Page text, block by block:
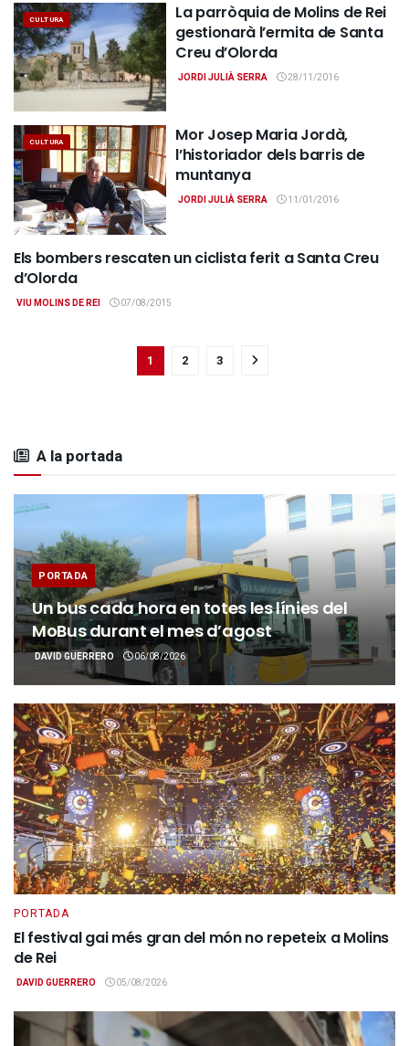
CULTURA
La parròquia de Molins de Rei
gestionarà l’ermita de Santa
Creu d’Olorda
JORDI JULIÀ SERRA 28/11/2016
CULTURA
Mor Josep Maria Jordà,
l’historiador dels barris de
muntanya
JORDI JULIÀ SERRA 11/01/2016
GENERAL
Els bombers rescaten un ciclista ferit a Santa Creu
d’Olorda
VIU MOLINS DE REI 07/08/2015
1 2 3
A la portada
PORTADA
Un bus cada hora en totes les línies del
MoBus durant el mes d’agost
DAVID GUERRERO 06/08/2026
PORTADA
El festival gai més gran del món no repeteix a Molins
de Rei
DAVID GUERRERO 05/08/2026